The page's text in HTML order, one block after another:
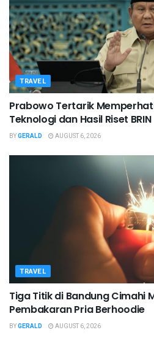
TRAVEL
Prabowo Tertarik
Teknologi dan Hasil Riset BRIN
BYGERALD AUGUST 6, 2026
TRAVEL
Tiga Titik di Bandung Cimahi
Pembakaran Pria Berhoodie
BYGERALD AUGUST 6, 2026